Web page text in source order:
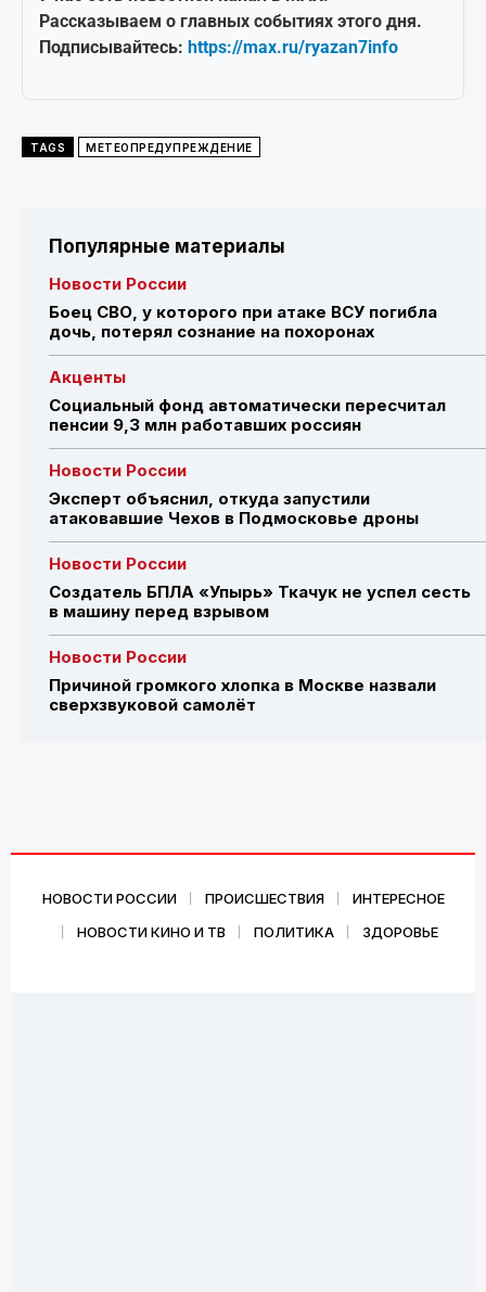
Рассказываем о главных событиях этого дня.
Подписывайтесь: https://max.ru/ryazan7info
TAGS МЕТЕОПРЕДУПРЕЖДЕНИЕ
Популярные материалы
Новости России
Боец СВО, у которого при атаке ВСУ погибла
дочь, потерял сознание на похоронах
Акценты
Социальный фонд автоматически пересчитал
пенсии 9,3 млн работавших россиян
Новости России
Эксперт объяснил, откуда запустили
атаковавшие Чехов в Подмосковье дроны
Новости России
Создатель БПЛА «Упырь» Ткачук не успел сесть
в машину перед взрывом
Новости России
Причиной громкого хлопка в Москве назвали
сверхзвуковой самолёт
НОВОСТИ РОССИИ ПРОИСШЕСТВИЯ
ИНТЕРЕСНОЕ
НОВОСТИ КИНО И ТВ
ПОЛИТИКА ЗДОРОВЬЕ